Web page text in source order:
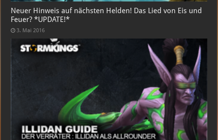
Neuer Hinweis auf nächsten Helden! Das Lied von Eis und
Feuer? *UPDATE!*
3. Mai 2016